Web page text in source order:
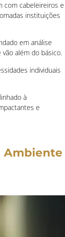
com cabeleireiros e
instituições
em análise
além do básico.
individuais
à
e
Ambiente